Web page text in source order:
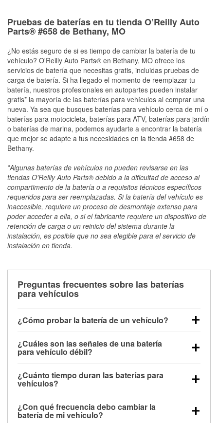
Pruebas de baterías en tu tienda O’Reilly Auto
Parts® #658 de Bethany, MO
¿No estás seguro de si es tiempo de cambiar la batería de tu
vehículo? O'Reilly Auto Parts® en Bethany, MO ofrece los
servicios de batería que necesitas gratis, incluidas pruebas de
carga de batería. Si ha llegado el momento de reemplazar tu
batería, nuestros profesionales en autopartes pueden instalar
gratis* la mayoría de las baterías para vehículos al comprar una
nueva. Ya sea que busques baterías para vehículo cerca de mí o
baterías para motocicleta, baterías para ATV, baterías para jardín
o baterías de marina, podemos ayudarte a encontrar la batería
que mejor se adapte a tus necesidades en la tienda #658 de
Bethany.
*Algunas baterías de vehículos no pueden revisarse en las
tiendas O'Reilly Auto Parts® debido a la dificultad de acceso al
compartimento de la batería o a requisitos técnicos específicos
requeridos para ser reemplazadas. Si la batería del vehículo es
inaccesible, requiere un proceso de desmontaje extenso para
poder acceder a ella, o si el fabricante requiere un dispositivo de
retención de carga o un reinicio del sistema durante la
instalación, es posible que no sea elegible para el servicio de
instalación en tienda.
Preguntas frecuentes sobre las baterías
para vehículos
¿Cómo probar la batería de un vehículo?
maneras. El método más rápido es utilizar un
multímetro: con el vehículo apagado, conecta los
voltaje: una batería en buen estado y totalmente
cargada debería indicar unos 12.6 voltios. Es
importante saber que las baterías descargadas a
veces pueden mostrar una carga completa, y un
¿Cuáles son las señales de una batería
para vehículo débil?
advertencia. Un arranque lento del motor, faros
tenues, chasquidos al girar la llave o luces de
que la batería tiene una potencia de carga débil.
¿Cuánto tiempo duran las baterías para
vehículos?
entre 3 y 5 años. La duración exacta depende de los
¿Con qué frecuencia debo cambiar la
batería de mi vehículo?